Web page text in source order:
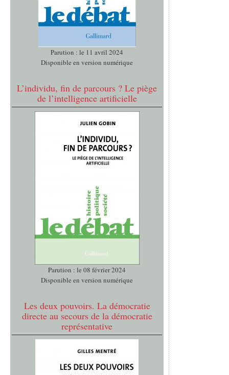
Parution : le 11 avril 2024
Disponible en version numérique
L’individu, fin de parcours ? Le piège
de l’intelligence artificielle
Parution : le 08 février 2024
Disponible en version numérique
Les deux pouvoirs. La démocratie
directe au secours de la démocratie
représentative